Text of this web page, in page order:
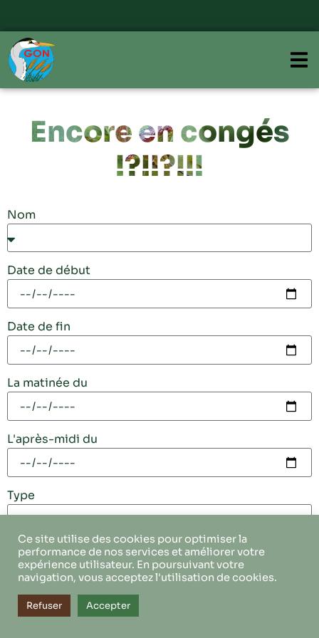
Encore en congés
!?!!?!!!
Nom
Date de début
Date de fin
La matinée du
L'après-midi du
Type
Envoyer
Ce site utilise des cookies pour optimiser la
performance de nos services et améliorer votre
expérience utilisateur. En poursuivant votre
navigation, vous acceptez l'utilisation de cookies.
Refuser Accepter